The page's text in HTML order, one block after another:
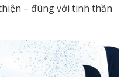
– đúng với tinh thần